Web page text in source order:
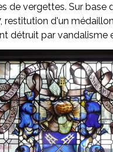
de vergettes. Sur base
restitution d'un médaillon
détruit par vandalisme